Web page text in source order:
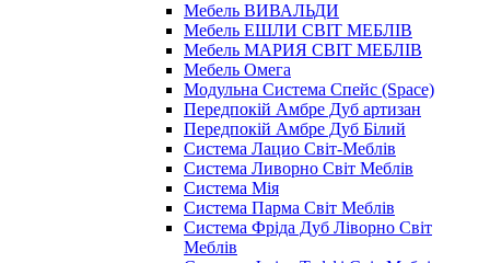
Мебель ВИВАЛЬДИ
Мебель ЕШЛИ СВІТ МЕБЛІВ
Мебель МАРИЯ СВІТ МЕБЛІВ
Мебель Омега
Модульна Cистема Спейс (Space)
Передпокій Амбре Дуб артизан
Передпокій Амбре Дуб Білий
Система Лацио Світ-Меблів
Система Ливорно Світ Меблів
Система Мія
Система Парма Свiт Меблiв
Система Фріда Дуб Ліворно Світ
Меблів